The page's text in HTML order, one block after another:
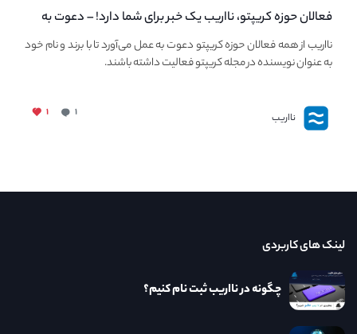
فعالان حوزه کریپتو، نااریب یک خبر برای شما دارد! – دعوت به
فعالیت در مجله کریپتو
نااریب از همه فعالان حوزه کریپتو دعوت به عمل می‌آورد تا با برند و نام خود
به عنوان نویسنده در مجله کریپتو فعالیت داشته باشند.
نااریب ۱ ۱
لینک های کاربردی
چگونه در نااریب ثبت نام کنیم؟